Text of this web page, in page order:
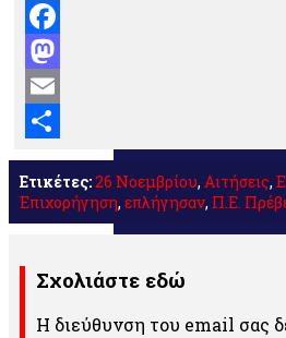
Facebook
Mastodon
Email
Μοιραστείτε
Ετικέτες:26 Νοεμβρίου, Αιτήσεις,
Επιχορήγηση, επλήγησαν, Π.Ε.
Σχολιάστε εδώ
Η διεύθυνση του email σας